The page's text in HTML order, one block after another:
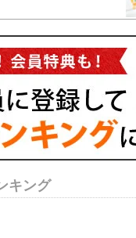
キング